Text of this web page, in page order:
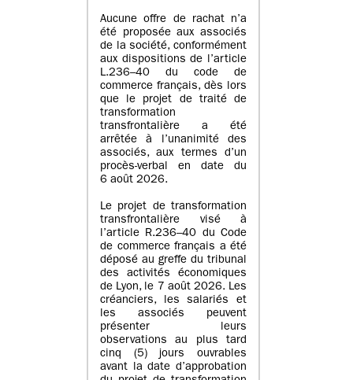
Aucune offre de rachat n’a
été proposée aux associés
de la société, conformément
aux dispositions de l’article
L.236–40 du code de
commerce français, dès lors
que le projet de traité de
transformation
transfrontalière a été
arrêtée à l’unanimité des
associés, aux termes d’un
procès-verbal en date du
6 août 2026.
Le projet de transformation
transfrontalière visé à
l’article R.236–40 du Code
de commerce français a été
déposé au greffe du tribunal
des activités économiques
de Lyon, le 7 août 2026. Les
créanciers, les salariés et
les associés peuvent
présenter leurs
observations au plus tard
cinq (5) jours ouvrables
avant la date d’approbation